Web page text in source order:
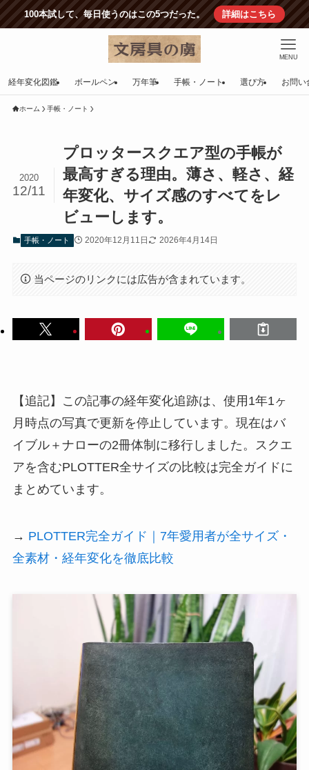
100本試して、毎日使うのはこの5つだった。 詳細はこちら
MENU
経年変化図鑑 ボールペン 万年筆 手帳・ノート 選び方 お問い
ホーム 手帳・ノート
プロッタースクエア型の手帳が
最高すぎる理由。薄さ、軽さ、経
年変化、サイズ感のすべてをレ
ビューします。
2020
12/11
手帳・ノート 2020年12月11日 2026年4月14日
当ページのリンクには広告が含まれています。
【追記】この記事の経年変化追跡は、使用1年1ヶ
月時点の写真で更新を停止しています。現在はバ
イブル＋ナローの2冊体制に移行しました。スクエ
アを含むPLOTTER全サイズの比較は完全ガイドに
まとめています。
→ PLOTTER完全ガイド｜7年愛用者が全サイズ・
全素材・経年変化を徹底比較